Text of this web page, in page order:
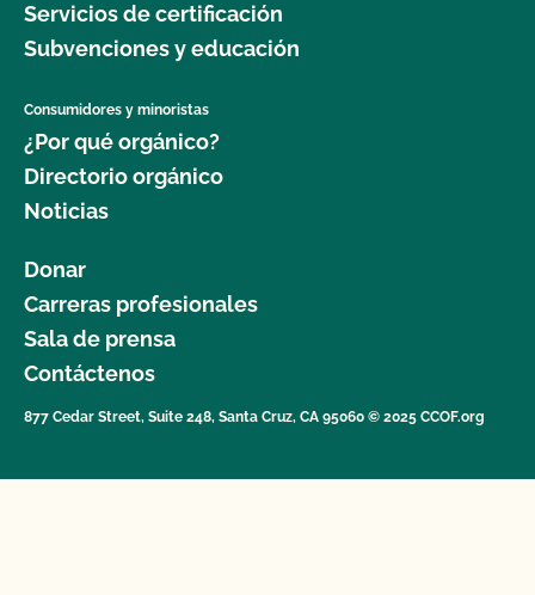
Servicios de certificación
Subvenciones y educación
Consumidores y minoristas
¿Por qué orgánico?
Directorio orgánico
Noticias
Donar
Carreras profesionales
Sala de prensa
Contáctenos
877 Cedar Street, Suite 248, Santa Cruz, CA 95060 © 2025 CCOF.org